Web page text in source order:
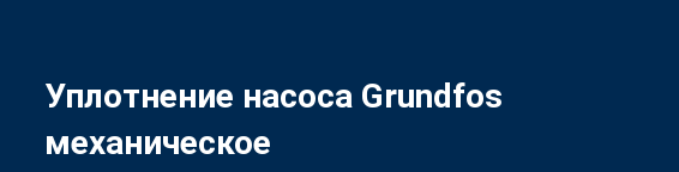
Уплотнение насоса Grundfos
механическое